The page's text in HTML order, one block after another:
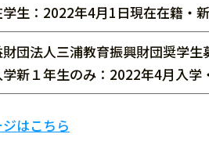
学生：2022年4月1日現在在籍・
団法人三浦教育振興財団奨学生
学新１年生のみ：2022年4月入学
はこちら